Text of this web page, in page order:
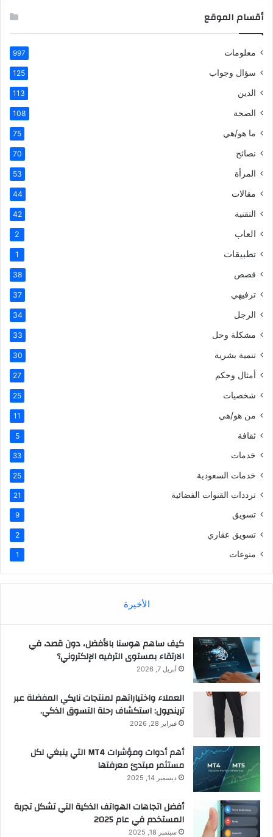
أقسام الموقع
معلومات 997
سؤال وجواب 125
الدين 113
الصحة 108
ما هو/هي 75
نصائح 70
المرأة 53
مقالات 44
التقنية 42
العاب 2
تطبيقات 1
قصص 38
ترفيهي 37
الرجل 34
مشكلة وحل 33
تنمية بشرية 30
أمثال وحكم 27
شخصيات 25
من هو/هي 11
ثقافة 5
خدمات 33
خدمات السعودية 25
ترددات القنوات الفضائية 21
تسويق 9
تسويق عقاري 2
منوعات 1
الأخيرة
كيف ساهم هوسنا بالأفضل، دون قصد، في
الارتقاء بمستوى الترفيه الإلكتروني؟
أبريل 7, 2026
العملاء واختياراتهم لمنتجات نايكي المفضلة عبر
ترينديول: استكشاف رحلة التسوق الذكي.
فبراير 28, 2026
أهم أدوات ومؤشرات MT4 التي ينبغي لكل
مستثمر مبتدئ معرفتها
ديسمبر 14, 2025
أفضل اتجاهات الهواتف الذكية التي تشكل تجربة
المستخدم في عام 2025
سبتمبر 18, 2025